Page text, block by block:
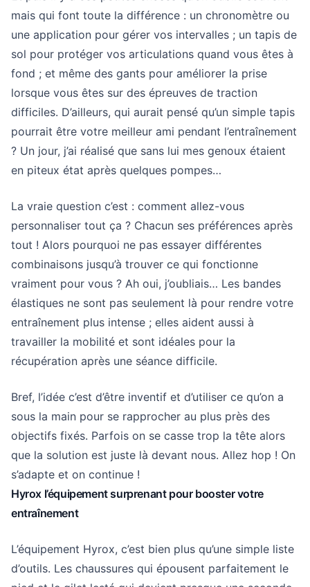
mais qui font toute la différence : un chronomètre ou
une application pour gérer vos intervalles ; un tapis de
sol pour protéger vos articulations quand vous êtes à
fond ; et même des gants pour améliorer la prise
lorsque vous êtes sur des épreuves de traction
difficiles. D’ailleurs, qui aurait pensé qu’un simple tapis
pourrait être votre meilleur ami pendant l’entraînement
? Un jour, j’ai réalisé que sans lui mes genoux étaient
en piteux état après quelques pompes…
La vraie question c’est : comment allez-vous
personnaliser tout ça ? Chacun ses préférences après
tout ! Alors pourquoi ne pas essayer différentes
combinaisons jusqu’à trouver ce qui fonctionne
vraiment pour vous ? Ah oui, j’oubliais… Les bandes
élastiques ne sont pas seulement là pour rendre votre
entraînement plus intense ; elles aident aussi à
travailler la mobilité et sont idéales pour la
récupération après une séance difficile.
Bref, l’idée c’est d’être inventif et d’utiliser ce qu’on a
sous la main pour se rapprocher au plus près des
objectifs fixés. Parfois on se casse trop la tête alors
que la solution est juste là devant nous. Allez hop ! On
s’adapte et on continue !
Hyrox l’équipement surprenant pour booster votre
entraînement
L’équipement Hyrox, c’est bien plus qu’une simple liste
d’outils. Les chaussures qui épousent parfaitement le